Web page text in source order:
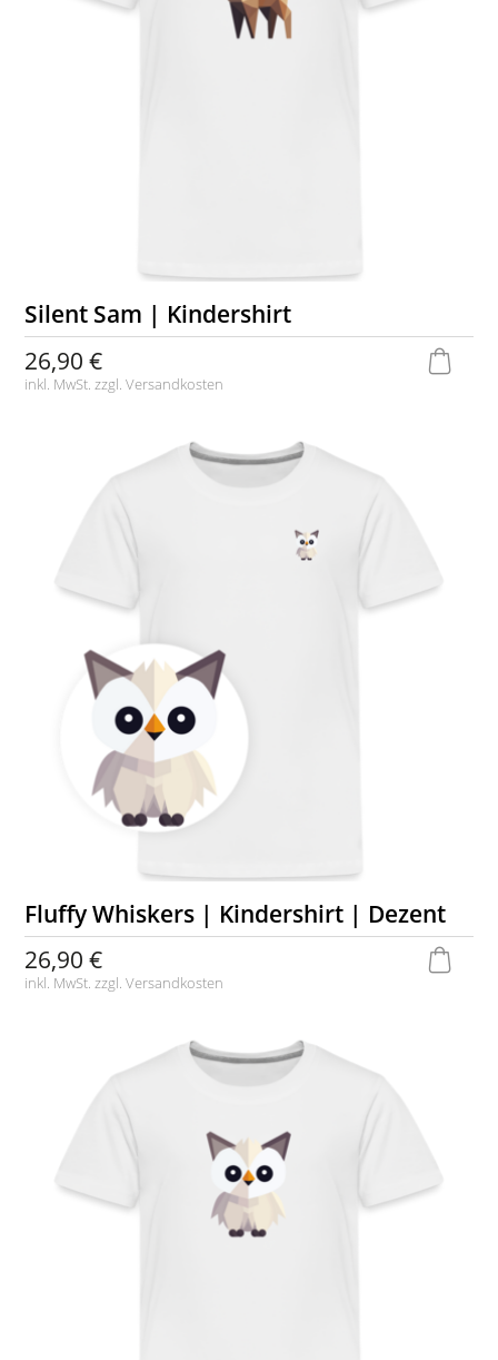
Silent Sam | Kindershirt
26,90 €
inkl. MwSt. zzgl.Versandkosten
Fluffy Whiskers | Kindershirt | Dezent
26,90 €
inkl. MwSt. zzgl.Versandkosten